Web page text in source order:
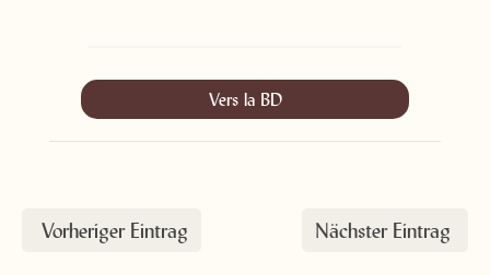
Vers la BD
Vorheriger Eintrag Nächster Eintrag